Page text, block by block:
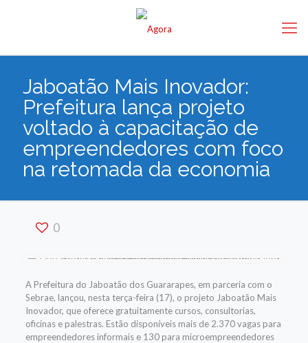
Jaboatão Mais Inovador:
Prefeitura lança projeto
voltado à capacitação de
empreendedores com foco
na retomada da economia
0
A Prefeitura do Jaboatão dos Guararapes, em parceria com o
Sebrae, lançou, nesta terça-feira (17), o projeto Jaboatão Mais
Inovador, que oferece gratuitamente cursos, consultorias,
oficinas e palestras. Estão disponíveis mais de 2.370 vagas para
empreendedores informais e 130 para microempreendedores